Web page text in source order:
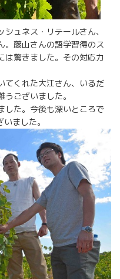
ュネス・リテールさん、
。藤山さんの語学習得のス
は驚きました。その対応力
てくれた大江さん、いるだ
ございました。
した。今後も深いところで
ました。